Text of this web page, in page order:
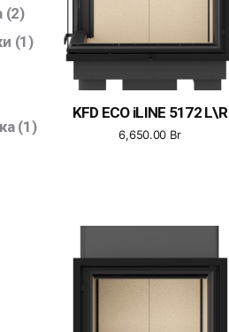
(2)
(1)
(1)
KFD ECO iLINE 5172 L\R
6,650.00 Br